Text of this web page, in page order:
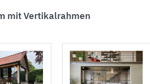
mit Vertikalrahmen